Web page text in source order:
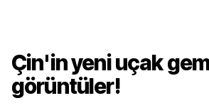
Çin'in yeni uçak
görüntüler!